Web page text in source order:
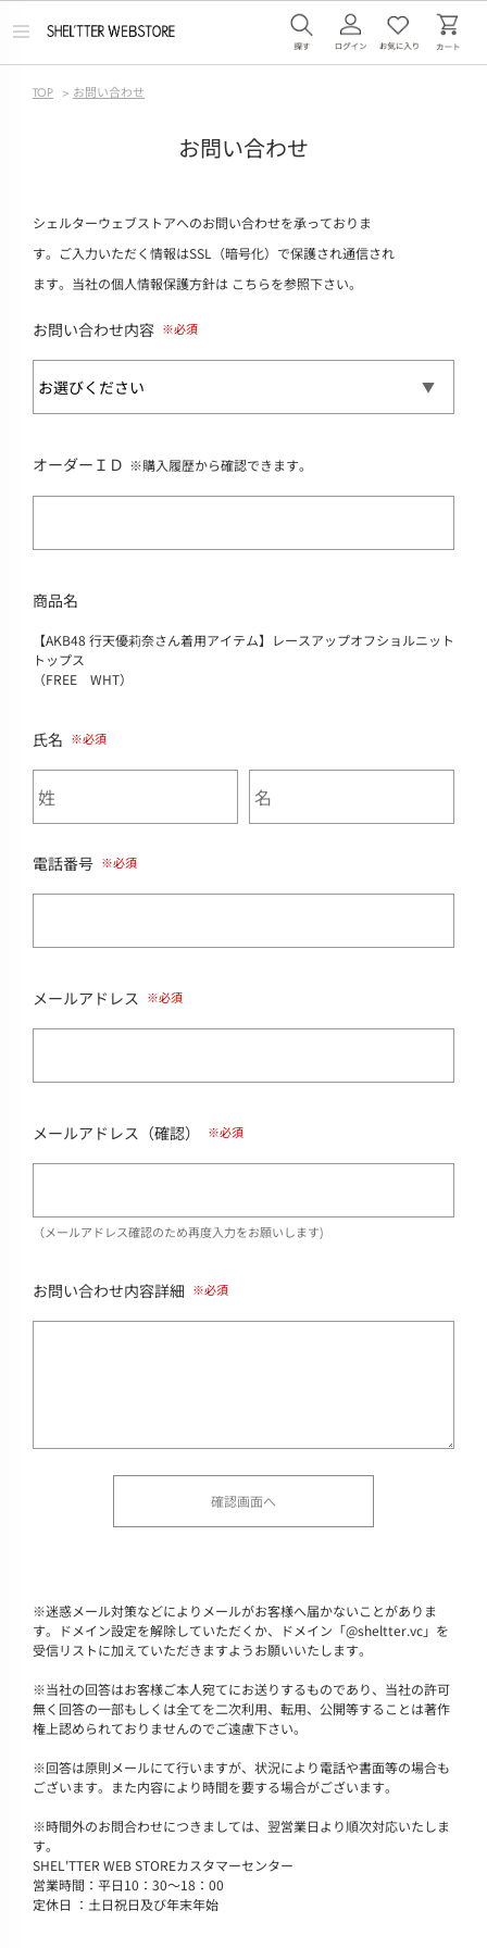
メ
TOP > お問い合わせ
お問い合わせ
シェルターウェブストアへのお問い合わせを承っておりま
す。ご入力いただく情報はSSL（暗号化）で保護され通信され
ます。当社の個人情報保護方針は こちらを参照下さい。
お問い合わせ内容
オーダーＩＤ ※購入履歴から確認できます。
商品名
【AKB48 行天優莉奈さん着用アイテム】レースアップオフショルニット
トップス
（FREE WHT）
氏名
電話番号
メールアドレス
メールアドレス（確認）
（メールアドレス確認のため再度入力をお願いします)
お問い合わせ内容詳細
※迷惑メール対策などによりメールがお客様へ届かないことがありま
す。ドメイン設定を解除していただくか、ドメイン「@sheltter.vc」を
受信リストに加えていただきますようお願いいたします。
※当社の回答はお客様ご本人宛てにお送りするものであり、当社の許可
無く回答の一部もしくは全てを二次利用、転用、公開等することは著作
権上認められておりませんのでご遠慮下さい。
※回答は原則メールにて行いますが、状況により電話や書面等の場合も
ございます。また内容により時間を要する場合がございます。
※時間外のお問合わせにつきましては、翌営業日より順次対応いたしま
す。
SHEL'TTER WEB STOREカスタマーセンター
営業時間：平日10：30～18：00
定休日 ：土日祝日及び年末年始